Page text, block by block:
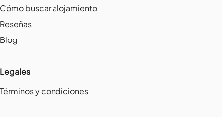
Cómo buscar alojamiento
Reseñas
Blog
Legales
Términos y condiciones